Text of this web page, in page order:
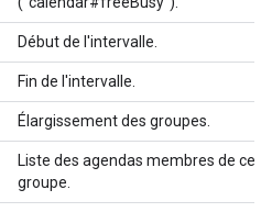
Début de l'intervalle.
Fin de l'intervalle.
Élargissement des groupes.
Liste des agendas membres de ce
groupe.